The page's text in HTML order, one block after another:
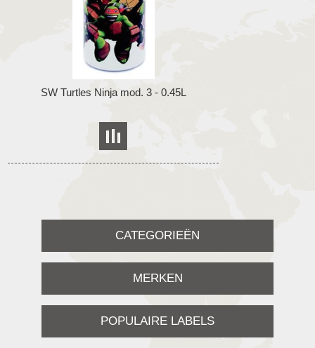
SW Turtles Ninja mod. 3 - 0.45L
CATEGORIEËN
MERKEN
POPULAIRE LABELS